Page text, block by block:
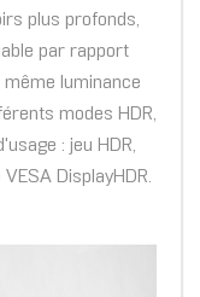
plus profonds,
par rapport
luminance
modes HDR,
: jeu HDR,
DisplayHDR.